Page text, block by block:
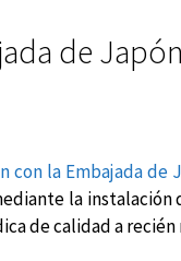
de
con la Embajada de
la instalación
de calidad a recién